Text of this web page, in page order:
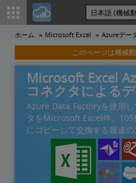
ホーム Microsoft Excel Azureデー
このページは機械
Microsoft Excel
コネクタによる
Azure Data Factoryを使用
タをMicrosoft Excel件、105
にコピーして交換する最速の